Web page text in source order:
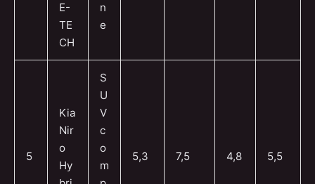
E-
TE
CH
n
e
5
Kia
Nir
o
Hy
S
U
V
c
o
m
5,3 7,5 4,8 5,5